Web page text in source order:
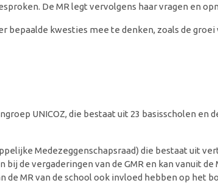
De MR legt vervolgens haar vragen en
bepaalde kwesties mee te denken, zoals de
UNICOZ, die bestaat uit 23 basisscholen
Medezeggenschapsraad) die bestaat uit
de vergaderingen van de GMR en kan vanuit
MR van de school ook invloed hebben op het